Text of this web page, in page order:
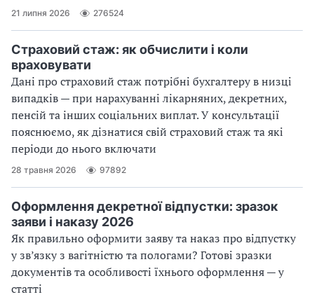
21 липня 2026 276524
Страховий стаж: як обчислити і коли
враховувати
Дані про страховий стаж потрібні бухгалтеру в низці
випадків — при нарахуванні лікарняних, декретних,
пенсій та інших соціальних виплат. У консультації
пояснюємо, як дізнатися свій страховий стаж та які
періоди до нього включати
28 травня 2026 97892
Оформлення декретної відпустки: зразок
заяви і наказу 2026
Як правильно оформити заяву та наказ про відпустку
у зв’язку з вагітністю та пологами? Готові зразки
документів та особливості їхнього оформлення — у
статті